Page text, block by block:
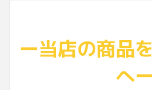
ー当店の商品
へ